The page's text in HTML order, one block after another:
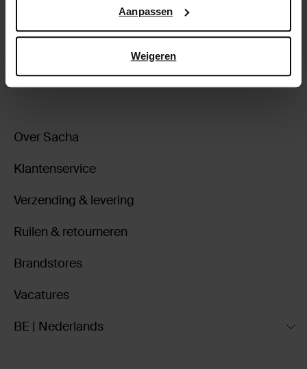
Aanpassen
Weigeren
Over Sacha
Klantenservice
Verzending & levering
Ruilen & retourneren
Brandstores
Vacatures
BE | Nederlands